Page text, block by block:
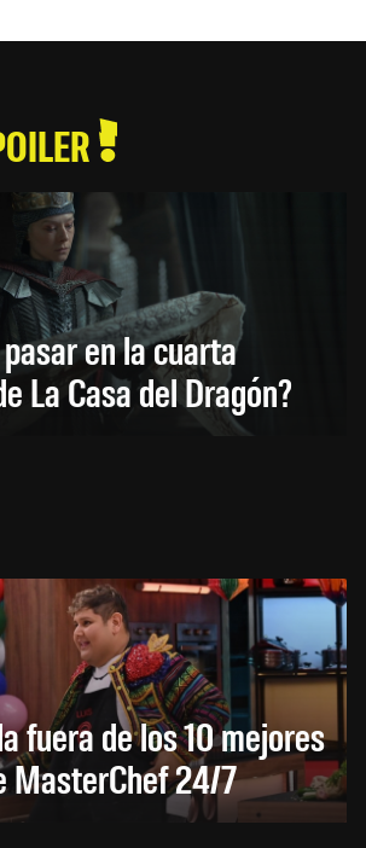
en la cuarta
La Casa del Dragón?
fuera de los 10 mejores
MasterChef 24/7